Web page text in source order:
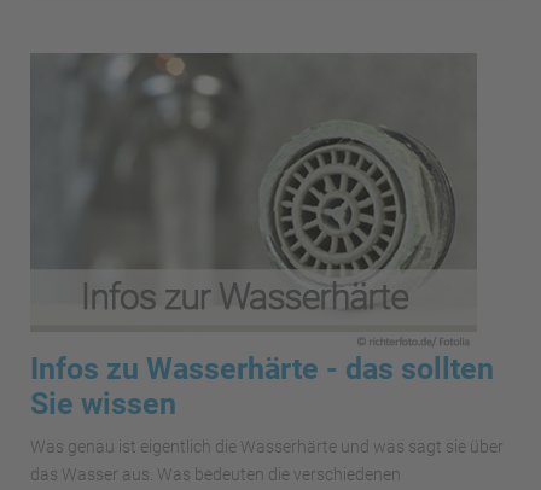
Infos zu Wasserhärte - das sollten
Sie wissen
Was genau ist eigentlich die Wasserhärte und was sagt sie über
das Wasser aus. Was bedeuten die verschiedenen